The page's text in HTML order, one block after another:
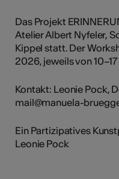
Das Projekt
Atelier Albert Nyfeler,
Kippel statt. Der
2026, jeweils von 10–17
Kontakt: Leonie Pock,
mail@manuela-
Ein Partizipatives
Leonie Pock